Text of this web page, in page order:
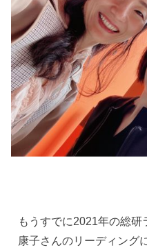
もうすでに2021年の総研
康子さんのリーディング